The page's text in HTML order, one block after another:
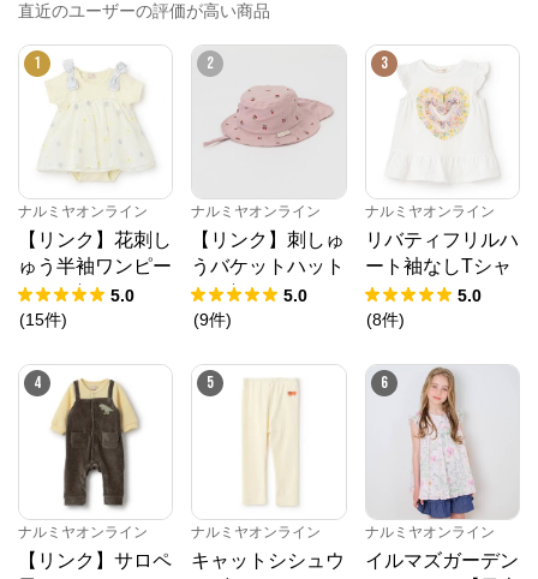
直近のユーザーの評価が高い商品
1
ナルミヤオンライン
【リンク】花刺し
ゅう半袖ワンピー
ス(ベビー) 5.0
(15件)
2
ナルミヤオンライン
【リンク】刺しゅ
うバケットハット
(ベビー)
5.0
(9件)
3
ナルミヤオンライン
リバティフリルハ
ート袖なしTシャ
ツ
5.0
(8件)
4
ナルミヤオンライン
【リンク】サロペ
5
ナルミヤオンライン
キャットシシュウ
6
ナルミヤオンライン
イルマズガーデン